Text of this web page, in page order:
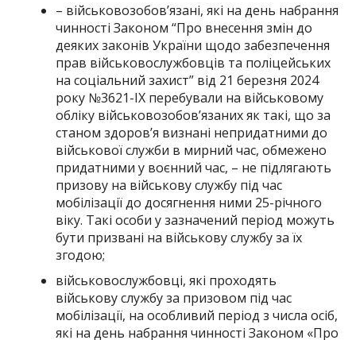
– військовозобов’язані, які на день набрання
чинності Законом “Про внесення змін до
деяких законів України щодо забезпечення
прав військовослужбовців та поліцейських
на соціальний захист” від 21 березня 2024
року №3621-IX перебували на військовому
обліку військовозобов’язаних як такі, що за
станом здоров’я визнані непридатними до
військової служби в мирний час, обмежено
придатними у воєнний час, – не підлягають
призову на військову службу під час
мобілізації до досягнення ними 25-річного
віку. Такі особи у зазначений період можуть
бути призвані на військову службу за їх
згодою;
військовослужбовці, які проходять
військову службу за призовом під час
мобілізації, на особливий період з числа осіб,
які на день набрання чинності Законом «Про